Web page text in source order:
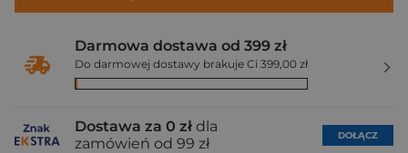
Darmowa dostawa od 399 zł
Do darmowej dostawy brakuje Ci 399,00 zł
Dostawa za 0 zł dla
zamówień od 99 zł
DOŁĄCZ